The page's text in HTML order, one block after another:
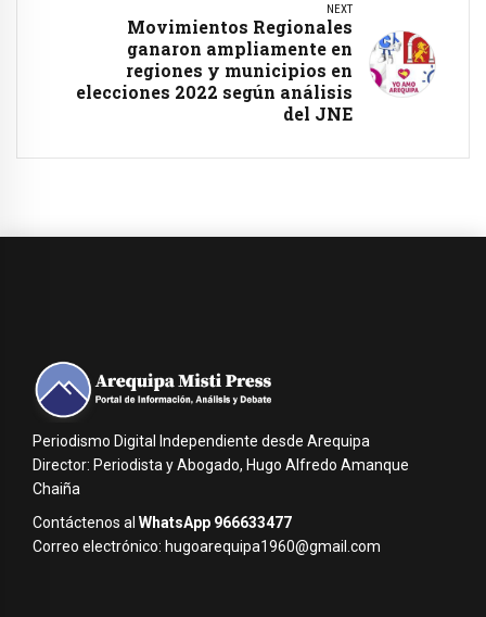
NEXT
Movimientos Regionales
ganaron ampliamente en
regiones y municipios en
elecciones 2022 según análisis
del JNE
Periodismo Digital Independiente desde Arequipa
Director: Periodista y Abogado, Hugo Alfredo Amanque
Chaiña
Contáctenos al WhatsApp 966633477
Correo electrónico: hugoarequipa1960@gmail.com